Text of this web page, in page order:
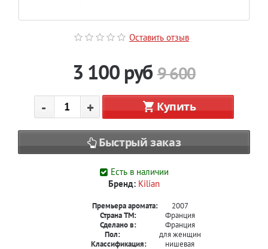
Оставить отзыв
3 100 руб 9 600
- + Купить
Быстрый заказ
Есть в наличии
Бренд: Kilian
Премьера аромата:
2007
Страна ТМ:
Франция
Сделано в:
Франция
Пол:
для женщин
Классификация:
нишевая